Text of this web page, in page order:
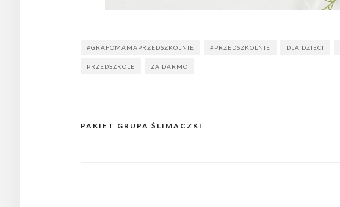
#GRAFOMAMAPRZEDSZKOLNIE #PRZEDSZKOLNIE DLA DZIECI
PRZEDSZKOLE ZA DARMO
Nawigacja
PAKIET GRUPA ŚLIMACZKI